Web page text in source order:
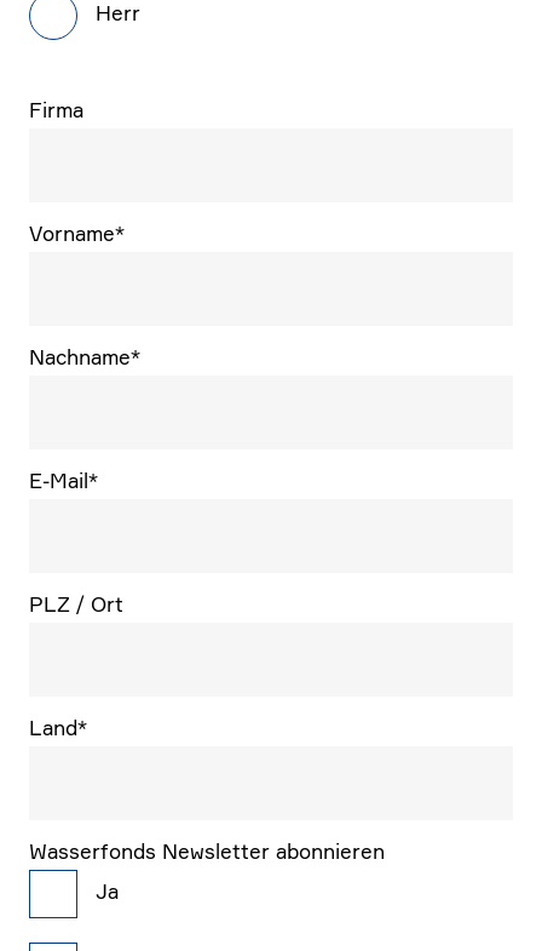
Herr
Firma
Vorname*
Nachname*
E‑Mail *
PLZ / Ort
Land*
Wasser­fonds Newsletter abonnieren
Ja